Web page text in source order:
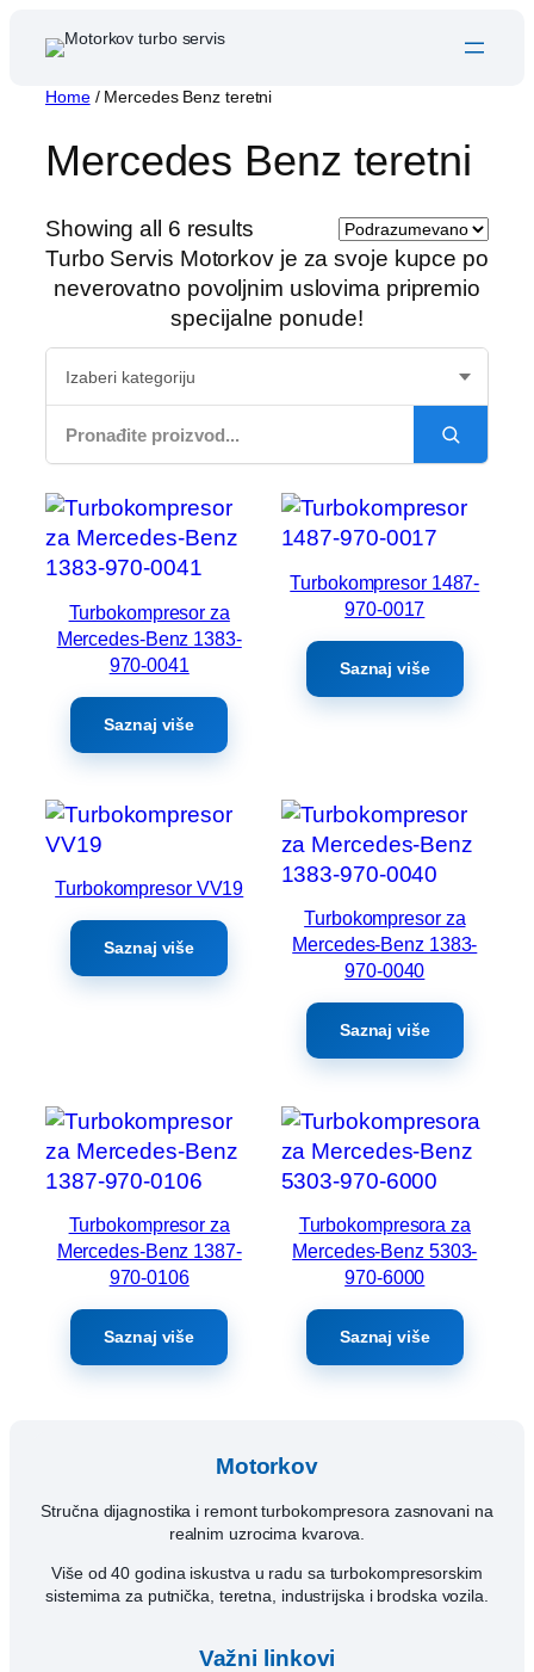
Home/ Mercedes Benz teretni
Mercedes Benz teretni
Showing all 6 results
Turbo Servis Motorkov je za svoje kupce po
neverovatno povoljnim uslovima pripremio
specijalne ponude!
Turbokompresor za
Mercedes-Benz 1383-
970-0041
Saznaj više
Turbokompresor 1487-
970-0017
Saznaj više
Turbokompresor VV19
Saznaj više
Turbokompresor za
Mercedes-Benz 1383-
970-0040
Saznaj više
Turbokompresor za
Mercedes-Benz 1387-
970-0106
Saznaj više
Turbokompresora za
Mercedes-Benz 5303-
970-6000
Saznaj više
Motorkov
Stručna dijagnostika i remont turbokompresora zasnovani na
realnim uzrocima kvarova.
Više od 40 godina iskustva u radu sa turbokompresorskim
sistemima za putnička, teretna, industrijska i brodska vozila.
Važni linkovi